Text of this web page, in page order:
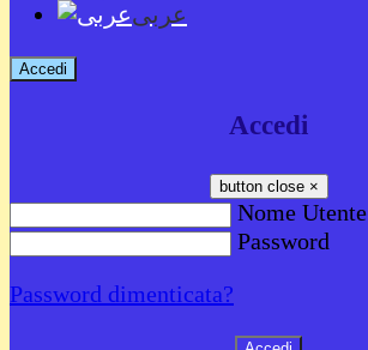
عربى
Accedi
Accedi
button close ×
Nome Utente
Password
Password dimenticata?